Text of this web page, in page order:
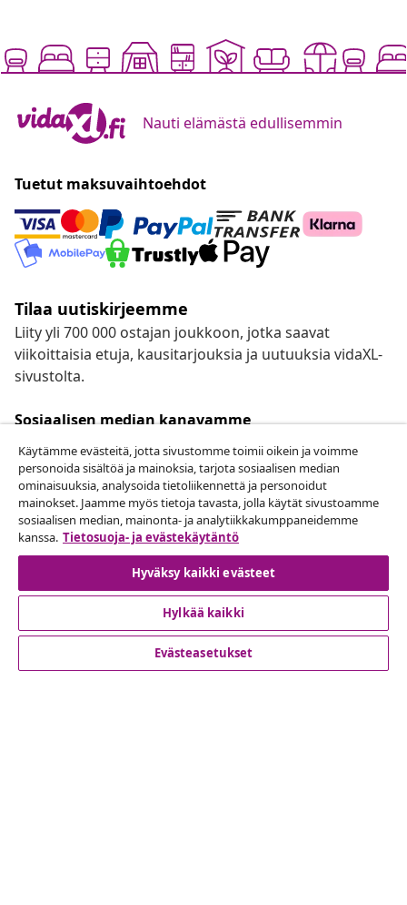
Nauti elämästä edullisemmin
Tuetut maksuvaihtoehdot
Tilaa uutiskirjeemme
Liity yli 700 000 ostajan joukkoon, jotka saavat
viikoittaisia etuja, kausitarjouksia ja uutuuksia vidaXL-
sivustolta.
Sosiaalisen median kanavamme
Peruuta tilaus
Lähetä tilauksen peruutuspyyntö.
Peruuta tilaus
Käytämme evästeitä, jotta sivustomme toimii oikein ja voimme
personoida sisältöä ja mainoksia, tarjota sosiaalisen median
ominaisuuksia, analysoida tietoliikennettä ja personoidut
mainokset. Jaamme myös tietoja tavasta, jolla käytät sivustoamme
sosiaalisen median, mainonta- ja analytiikkakumppaneidemme
kanssa. Tietosuoja- ja evästekäytäntö
Hyväksy kaikki evästeet
Hylkää kaikki
Evästeasetukset